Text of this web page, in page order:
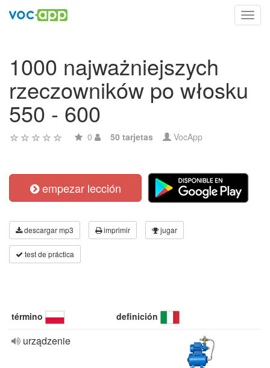
1000 najważniejszych
rzeczowników po włosku
550 - 600
0 50 tarjetas VocApp
empezar lección
descargar mp3 imprimir jugar
test de práctica
término definición
urządzenie